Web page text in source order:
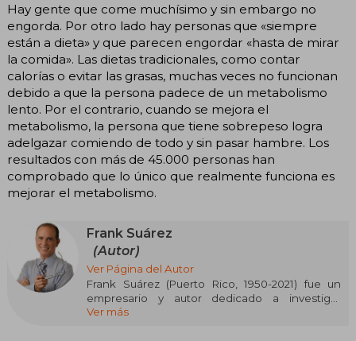
Hay gente que come muchísimo y sin embargo no
engorda. Por otro lado hay personas que «siempre
están a dieta» y que parecen engordar «hasta de mirar
la comida». Las dietas tradicionales, como contar
calorías o evitar las grasas, muchas veces no funcionan
debido a que la persona padece de un metabolismo
lento. Por el contrario, cuando se mejora el
metabolismo, la persona que tiene sobrepeso logra
adelgazar comiendo de todo y sin pasar hambre. Los
resultados con más de 45.000 personas han
comprobado que lo único que realmente funciona es
mejorar el metabolismo.
Frank Suárez
(Autor)
Ver Página del Autor
Frank Suárez (Puerto Rico, 1950-2021) fue un
empresario y autor dedicado a investigar
activamente sobre el metabolismo y las
Ver más